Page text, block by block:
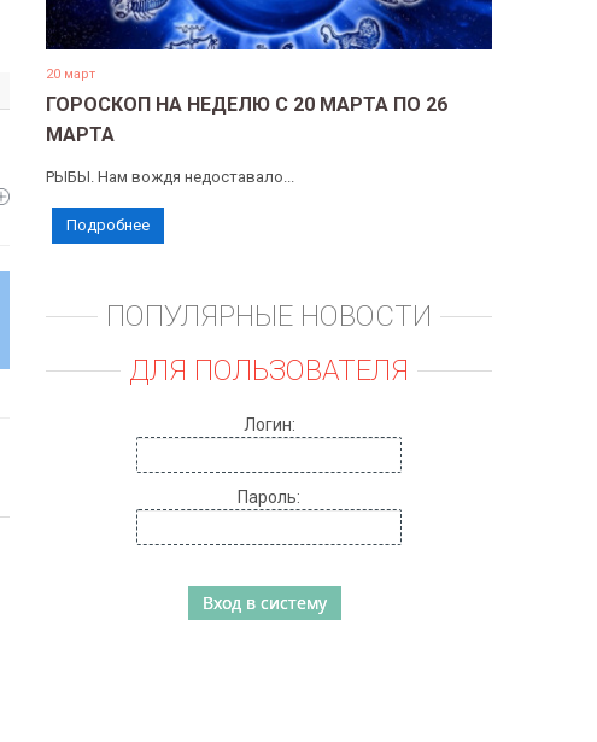
20 март
ГОРОСКОП НА НЕДЕЛЮ С 20 МАРТА ПО 26
МАРТА
РЫБЫ. Нам вождя недоставало...
Подробнее
ПОПУЛЯРНЫЕ НОВОСТИ
ДЛЯ ПОЛЬЗОВАТЕЛЯ
Логин:
Пароль: